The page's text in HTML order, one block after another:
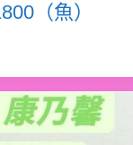
（魚）